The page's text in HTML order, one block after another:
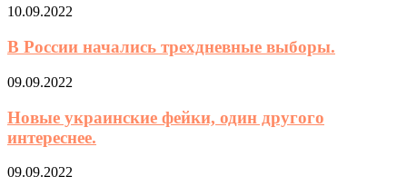
10.09.2022
В России начались трехдневные выборы.
09.09.2022
Новые украинские фейки, один другого
интереснее.
09.09.2022